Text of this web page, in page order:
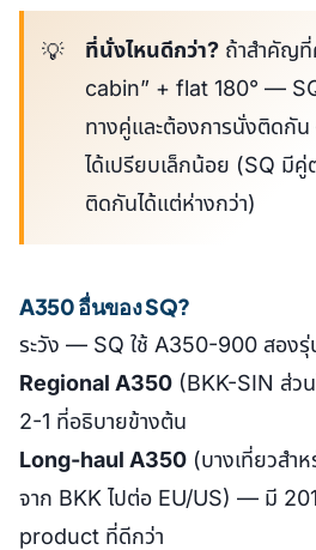
ที่นั่งไหนดีกว่า? ถ้าสำคัญที่
cabin” + flat 180° —
ทางคู่และต้องการนั่งติด
ได้เปรียบเล็กน้อย (SQ มี
ติดกันได้แต่ห่างกว่า)
A350 อื่นของ SQ?
ระวัง — SQ ใช้ A350-900 สองรุ่
Regional A350 (BKK-SIN ส่
2-1 ที่อธิบายข้างต้น
Long-haul A350 (บางเที่ยวสำ
จาก BKK ไปต่อ EU/US) — มี
product ที่ดีกว่า